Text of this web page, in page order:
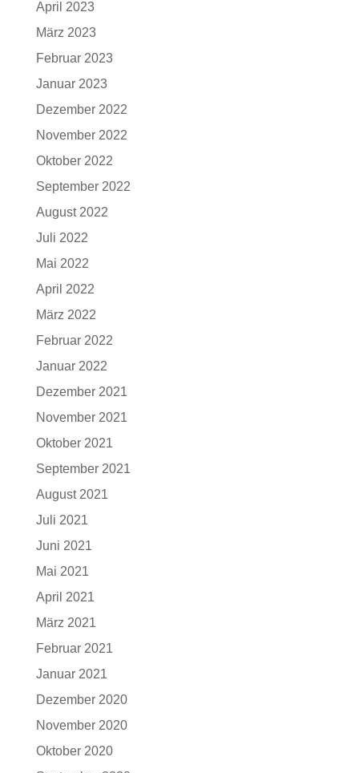
April 2023
März 2023
Februar 2023
Januar 2023
Dezember 2022
November 2022
Oktober 2022
September 2022
August 2022
Juli 2022
Mai 2022
April 2022
März 2022
Februar 2022
Januar 2022
Dezember 2021
November 2021
Oktober 2021
September 2021
August 2021
Juli 2021
Juni 2021
Mai 2021
April 2021
März 2021
Februar 2021
Januar 2021
Dezember 2020
November 2020
Oktober 2020